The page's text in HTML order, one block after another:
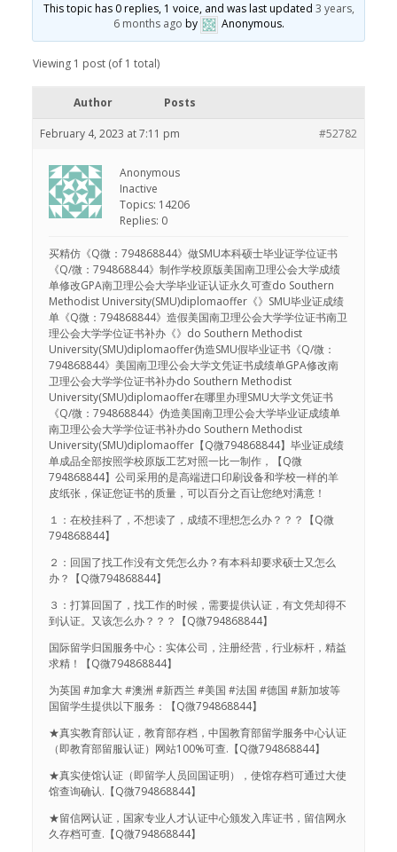
This topic has 0 replies, 1 voice, and was last updated 3 years,
6 months ago by Anonymous.
Viewing 1 post (of 1 total)
Author Posts
February 4, 2023 at 7:11 pm #52782
Anonymous
Inactive
Topics: 14206
Replies: 0
买精仿《Q微：794868844》做SMU本科硕士毕业证学位证书
《Q/微：794868844》制作学校原版美国南卫理公会大学成绩
单修改GPA南卫理公会大学毕业证认证永久可查do Southern
Methodist University(SMU)diplomaoffer《》SMU毕业证成绩
单《Q微：794868844》造假美国南卫理公会大学学位证书南卫
理公会大学学位证书补办《》do Southern Methodist
University(SMU)diplomaoffer伪造SMU假毕业证书《Q/微：
794868844》美国南卫理公会大学文凭证书成绩单GPA修改南
卫理公会大学学位证书补办do Southern Methodist
University(SMU)diplomaoffer在哪里办理SMU大学文凭证书
《Q/微：794868844》伪造美国南卫理公会大学毕业证成绩单
南卫理公会大学学位证书补办do Southern Methodist
University(SMU)diplomaoffer【Q微794868844】毕业证成绩
单成品全部按照学校原版工艺对照一比一制作，【Q微
794868844】公司采用的是高端进口印刷设备和学校一样的羊
皮纸张，保证您证书的质量，可以百分之百让您绝对满意！
１：在校挂科了，不想读了，成绩不理想怎么办？？？【Q微
794868844】
２：回国了找工作没有文凭怎么办？有本科却要求硕士又怎么
办？【Q微794868844】
３：打算回国了，找工作的时候，需要提供认证，有文凭却得不
到认证。又该怎么办？？？【Q微794868844】
国际留学归国服务中心：实体公司，注册经营，行业标杆，精益
求精！【Q微794868844】
为英国 #加拿大 #澳洲 #新西兰 #美国 #法国 #德国 #新加坡等
国留学生提供以下服务：【Q微794868844】
★真实教育部认证，教育部存档，中国教育部留学服务中心认证
（即教育部留服认证）网站100%可查.【Q微794868844】
★真实使馆认证（即留学人员回国证明），使馆存档可通过大使
馆查询确认.【Q微794868844】
★留信网认证，国家专业人才认证中心颁发入库证书，留信网永
久存档可查.【Q微794868844】